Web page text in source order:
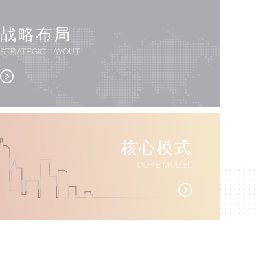
战略布局
STRATEGIC LAYOUT
核心模式
CORE MODEL